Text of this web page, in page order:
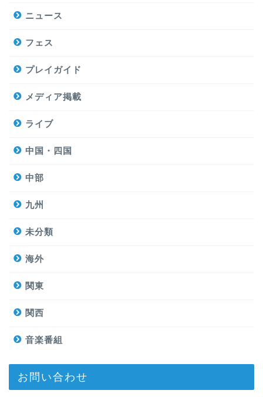
ニュース
フェス
プレイガイド
メディア掲載
ライブ
中国・四国
中部
九州
未分類
海外
関東
関西
音楽番組
お問い合わせ